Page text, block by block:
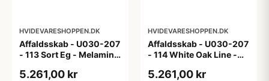
HVIDEVARESHOPPEN.DK
Affaldsskab - U030-207
- 113 Sort Eg - Melamin,
5.261,00 kr
HVIDEVARESHOPPEN.DK
Affaldsskab - U030-207
- 114 White Oak Line -
5.261,00 kr